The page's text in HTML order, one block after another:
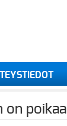
on poikaa